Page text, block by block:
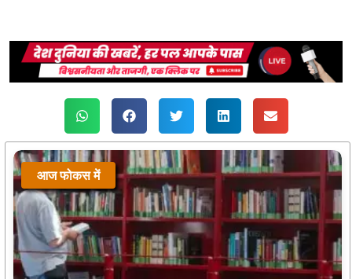
आज फोकस में